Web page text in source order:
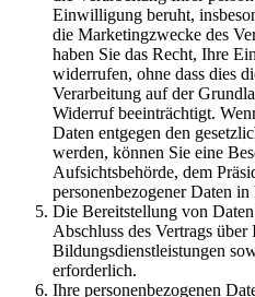
Einwilligung beruht,
die Marketingzwecke des
haben Sie das Recht, Ihre
widerrufen, ohne dass dies
Verarbeitung auf der
Widerruf beeinträchtigt.
Daten entgegen den
werden, können Sie eine
Aufsichtsbehörde, dem
personenbezogener Daten
Die Bereitstellung von
Abschluss des Vertrags
Bildungsdienstleistungen
erforderlich.
Ihre personenbezogenen